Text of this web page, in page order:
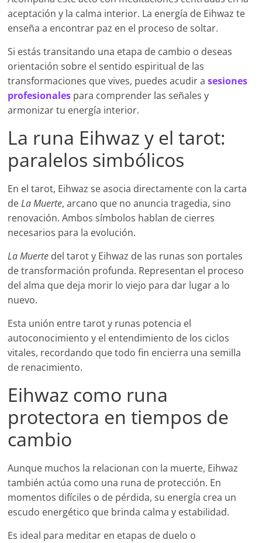
aceptación y la calma interior. La energía de Eihwaz te
enseña a encontrar paz en el proceso de soltar.
Si estás transitando una etapa de cambio o deseas
orientación sobre el sentido espiritual de las
transformaciones que vives, puedes acudir asesiones
profesionales para comprender las señales y
armonizar tu energía interior.
La runa Eihwaz y el tarot:
paralelos simbólicos
En el tarot, Eihwaz se asocia directamente con la carta
deLa Muerte, arcano que no anuncia tragedia, sino
renovación. Ambos símbolos hablan de cierres
necesarios para la evolución.
La Muerte del tarot y Eihwaz de las runas son portales
de transformación profunda. Representan el proceso
del alma que deja morir lo viejo para dar lugar a lo
nuevo.
Esta unión entre tarot y runas potencia el
autoconocimiento y el entendimiento de los ciclos
vitales, recordando que todo fin encierra una semilla
de renacimiento.
Eihwaz como runa
protectora en tiempos de
cambio
Aunque muchos la relacionan con la muerte, Eihwaz
también actúa como una runa de protección. En
momentos difíciles o de pérdida, su energía crea un
escudo energético que brinda calma y estabilidad.
Es ideal para meditar en etapas de duelo o